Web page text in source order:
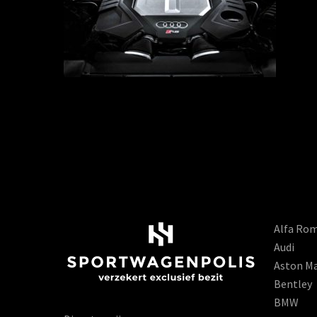
Alfa
Audi
Aston
Bentley
BMW